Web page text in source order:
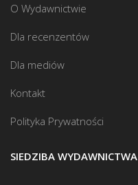
O Wydawnictwie
Dla recenzentów
Dla mediów
Kontakt
Polityka Prywatności
SIEDZIBA WYDAWNICTWA